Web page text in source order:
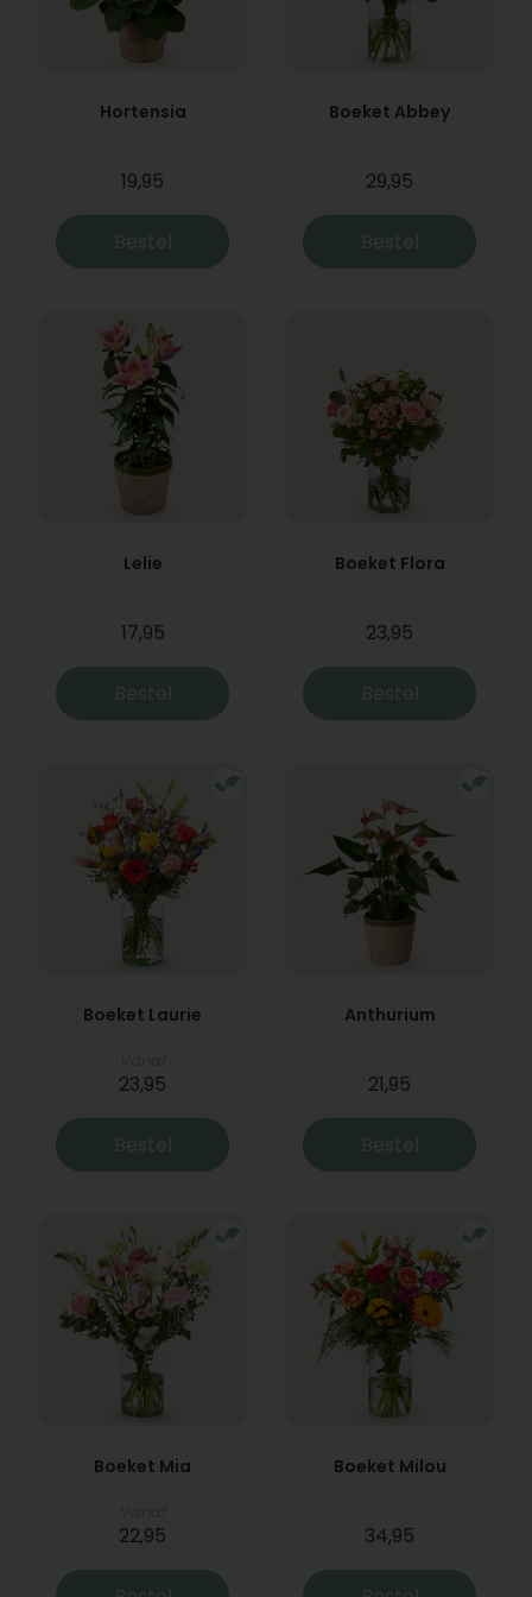
Hortensia
19,95
Bestel
Boeket Abbey
29,95
Bestel
Lelie
17,95
Bestel
Boeket Flora
23,95
Bestel
Boeket Laurie
23,95
Bestel
Anthurium
21,95
Bestel
Boeket Mia
22,95
Boeket Milou
34,95